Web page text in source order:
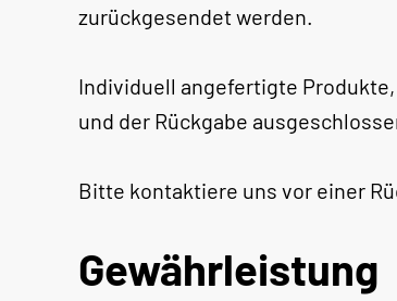
zurückgesendet werden.
Individuell angefertigte
und der Rückgabe
Bitte kontaktiere uns vor einer
Gewährleistung